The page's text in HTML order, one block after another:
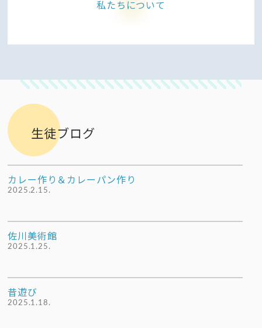
私たちについて
生徒ブログ
カレー作り＆カレーパン作り
2025.2.15.
佐川美術館
2025.1.25.
昔遊び
2025.1.18.